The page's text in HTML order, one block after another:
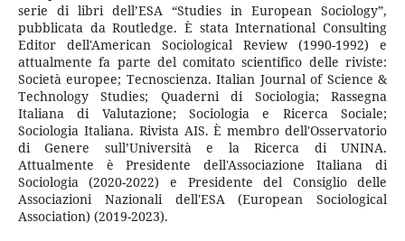
serie di libri dell’ESA “Studies in European Sociology”,
pubblicata da Routledge. È stata International Consulting
Editor dell'American Sociological Review (1990-1992) e
attualmente fa parte del comitato scientifico delle riviste:
Società europee; Tecnoscienza. Italian Journal of Science &
Technology Studies; Quaderni di Sociologia; Rassegna
Italiana di Valutazione; Sociologia e Ricerca Sociale;
Sociologia Italiana. Rivista AIS. È membro dell'Osservatorio
di Genere sull’Università e la Ricerca di UNINA.
Attualmente è Presidente dell'Associazione Italiana di
Sociologia (2020-2022) e Presidente del Consiglio delle
Associazioni Nazionali dell'ESA (European Sociological
Association) (2019-2023).